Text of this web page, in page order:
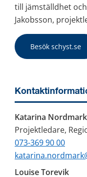
till jämställdhet
Jakobsson,
Besök schyst.se
Katarina Nordmark
Projektledare,
073-369 90 00
Louise Torevik